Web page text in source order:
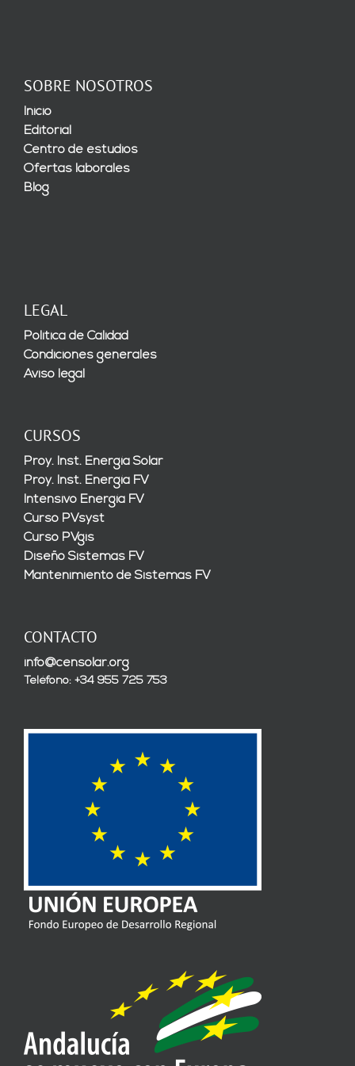
SOBRE NOSOTROS
Inicio
Editorial
Centro de estudios
Ofertas laborales
Blog
LEGAL
Política de Calidad
Condiciones generales
Aviso legal
CURSOS
Proy. Inst. Energía Solar
Proy. Inst. Energía FV
Intensivo Energía FV
Curso PVsyst
Curso PVgis
Diseño Sistemas FV
Mantenimiento de Sistemas FV
CONTACTO
info@censolar.org
Teléfono: +34 955 725 753